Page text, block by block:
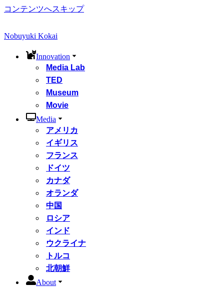
コンテンツへスキップ
Nobuyuki Kokai
Innovation
Media Lab
TED
Museum
Movie
Media
アメリカ
イギリス
フランス
ドイツ
カナダ
オランダ
中国
ロシア
インド
ウクライナ
トルコ
北朝鮮
About